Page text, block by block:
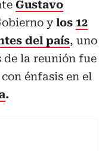
Gustavo
ylos 12
del país, uno
de la reunión fue
énfasis en el
.